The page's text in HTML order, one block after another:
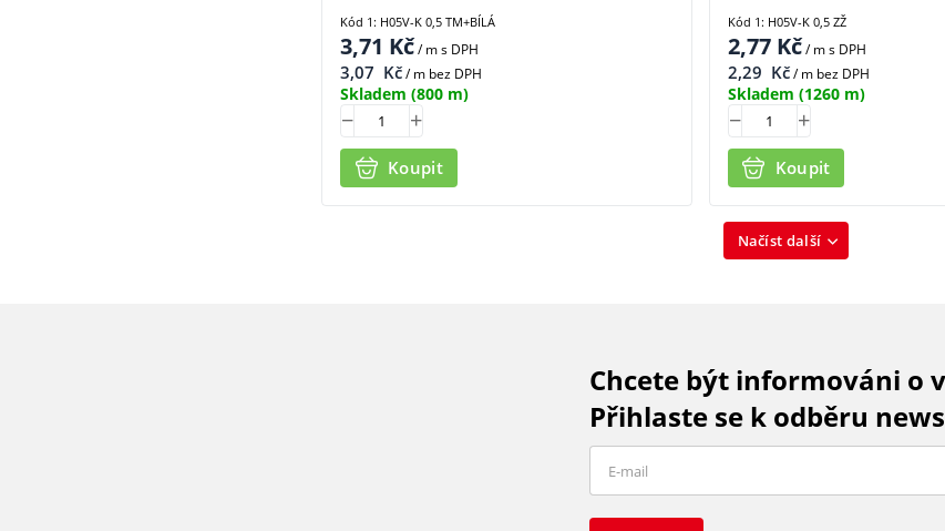
3,71 Kč/ ms DPH
3,07 Kč/ m bez DPH
Skladem (800 m)
Koupit
Kód 1: H05V-K 0,5 TM+BÍLÁ
2,77Kč/ ms DPH
2,29 Kč/ m bez DPH
Skladem (1260 m)
Koupit
Kód 1: H05V-K 0,5 ZŽ
Načíst další
Chcete být informováni o
Přihlaste se k odběru